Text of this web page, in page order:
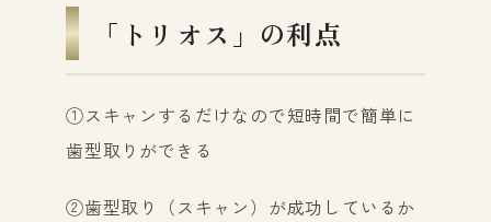
「トリオス」の利点
①スキャンするだけなので短時間で簡単に
歯型取りができる
②歯型取り（スキャン）が成功しているか